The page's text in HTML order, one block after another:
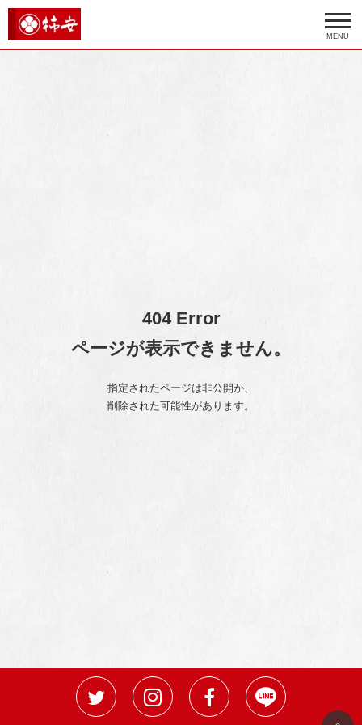
MENU
404 Error
ページが表示できません。
指定されたページは非公開か、
削除された可能性があります。